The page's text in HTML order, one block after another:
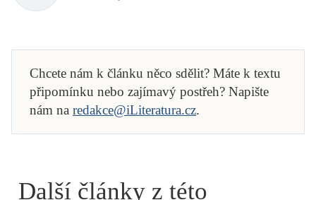
Chcete nám k článku něco sdělit? Máte k textu
připomínku nebo zajímavý postřeh? Napište
nám na redakce@iLiteratura.cz.
Další články z této